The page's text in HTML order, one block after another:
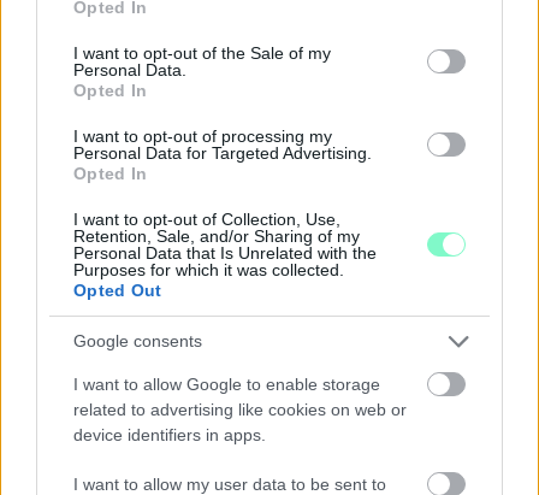
use your data for below specified purposes in below Google
consent section.
Opted In
I want to opt-out of the Sale of my
Personal Data.
Opted In
I want to opt-out of processing my
Personal Data for Targeted Advertising.
Opted In
I want to opt-out of Collection, Use,
Retention, Sale, and/or Sharing of my
Personal Data that Is Unrelated with the
Purposes for which it was collected.
Opted Out
Google consents
I want to allow Google to enable storage
related to advertising like cookies on web or
device identifiers in apps.
I want to allow my user data to be sent to
A BAROKK ÖSSZES ÁRNYALATA ÉS MÉG EGY SOR
GYŐRBEN
Középpontban a hagyományőrzés, de lesz Pogány Induló és